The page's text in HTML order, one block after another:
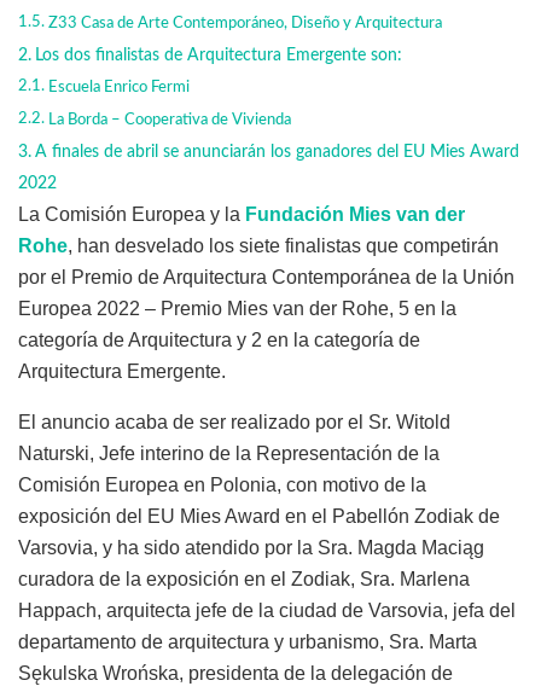
Z33 Casa de Arte Contemporáneo, Diseño y Arquitectura
Los dos finalistas de Arquitectura Emergente son:
Escuela Enrico Fermi
La Borda – Cooperativa de Vivienda
A finales de abril se anunciarán los ganadores del EU Mies Award
2022
La Comisión Europea y la Fundación Mies van der
Rohe, han desvelado los siete finalistas que competirán
por el Premio de Arquitectura Contemporánea de la Unión
Europea 2022 – Premio Mies van der Rohe, 5 en la
categoría de Arquitectura y 2 en la categoría de
Arquitectura Emergente.
El anuncio acaba de ser realizado por el Sr. Witold
Naturski, Jefe interino de la Representación de la
Comisión Europea en Polonia, con motivo de la
exposición del EU Mies Award en el Pabellón Zodiak de
Varsovia, y ha sido atendido por la Sra. Magda Maciąg
curadora de la exposición en el Zodiak, Sra. Marlena
Happach, arquitecta jefe de la ciudad de Varsovia, jefa del
departamento de arquitectura y urbanismo, Sra. Marta
Sękulska Wrońska, presidenta de la delegación de